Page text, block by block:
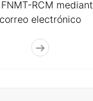
RCM
correo electrónico